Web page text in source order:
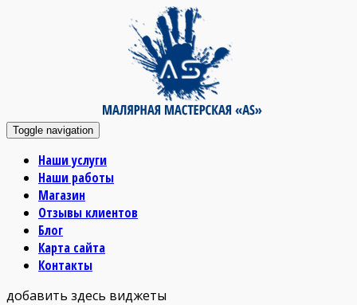
Toggle navigation
Наши услуги
Наши работы
Магазин
Отзывы клиентов
Блог
Карта сайта
Контакты
добавить здесь виджеты